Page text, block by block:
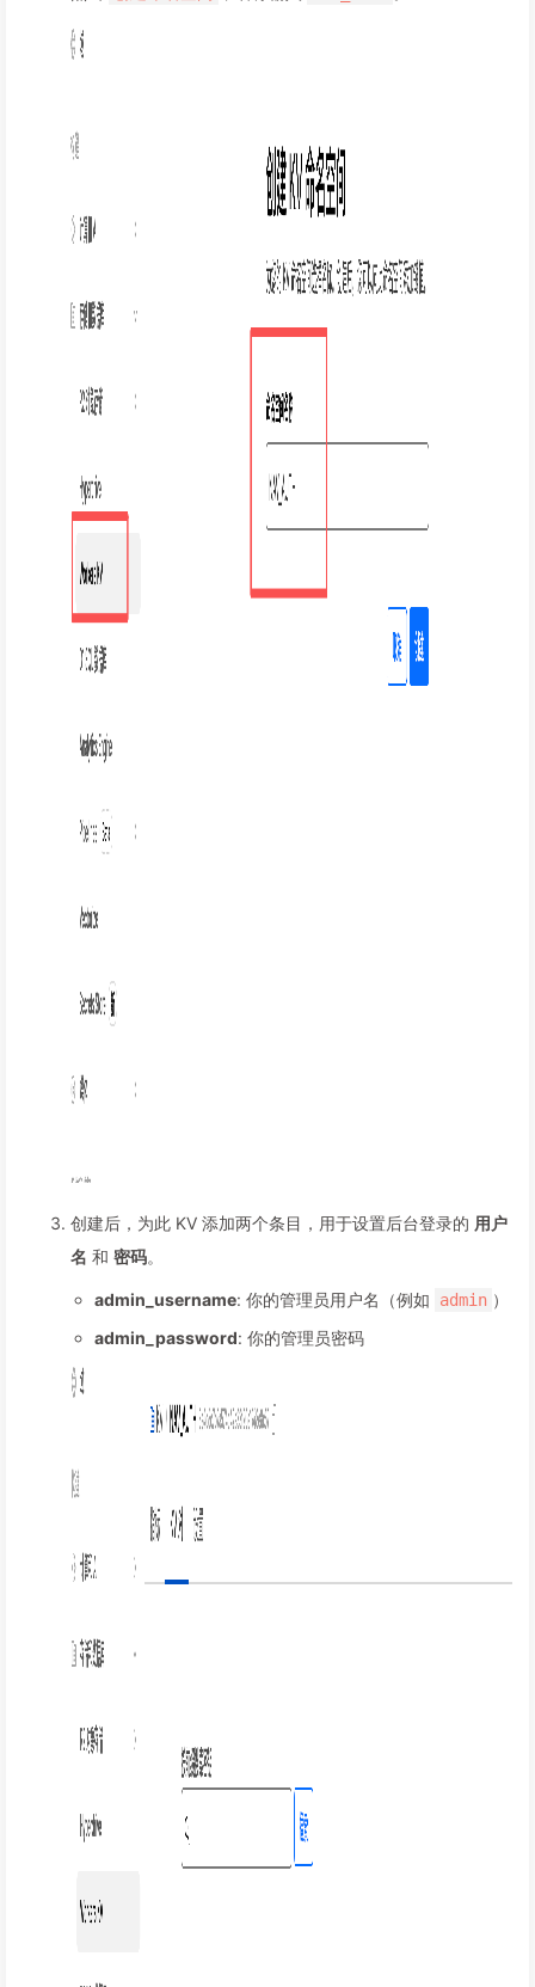
创建后，为此 KV 添加两个条目，用于设置后台登录的 用户
名 和 密码。
admin_username: 你的管理员用户名（例如 admin ）
admin_password: 你的管理员密码